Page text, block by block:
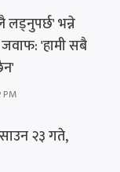
लड्नुपर्छ' भन्ने
'हामी सबै
PM
२३ गते,